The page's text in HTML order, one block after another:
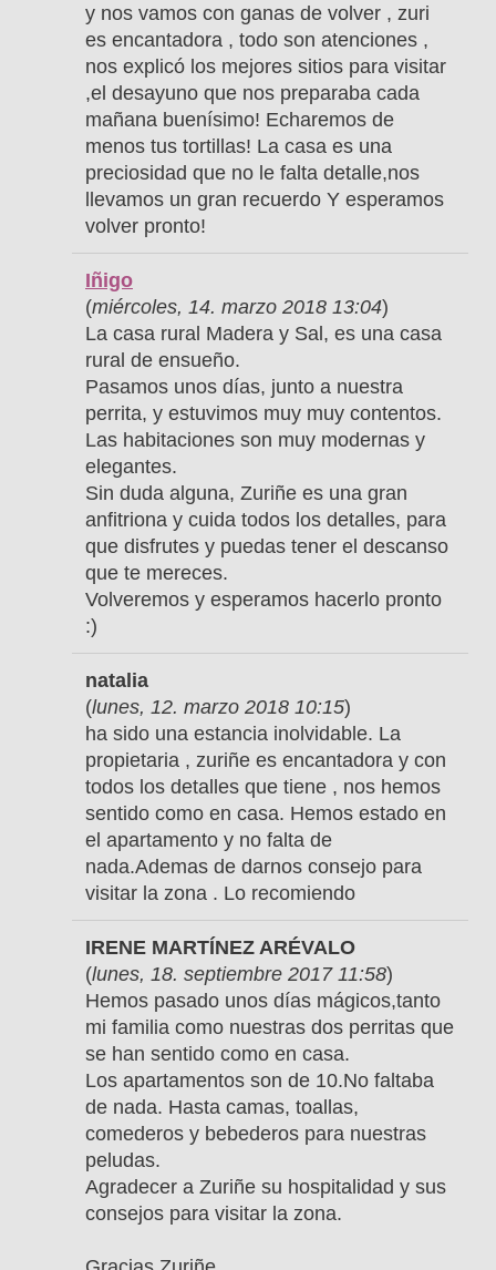
y nos vamos con ganas de volver , zuri
es encantadora , todo son atenciones ,
nos explicó los mejores sitios para visitar
,el desayuno que nos preparaba cada
mañana buenísimo! Echaremos de
menos tus tortillas! La casa es una
preciosidad que no le falta detalle,nos
llevamos un gran recuerdo Y esperamos
volver pronto!
Iñigo
(miércoles, 14. marzo 2018 13:04)
La casa rural Madera y Sal, es una casa
rural de ensueño.
Pasamos unos días, junto a nuestra
perrita, y estuvimos muy muy contentos.
Las habitaciones son muy modernas y
elegantes.
Sin duda alguna, Zuriñe es una gran
anfitriona y cuida todos los detalles, para
que disfrutes y puedas tener el descanso
que te mereces.
Volveremos y esperamos hacerlo pronto
:)
natalia
(lunes, 12. marzo 2018 10:15)
ha sido una estancia inolvidable. La
propietaria , zuriñe es encantadora y con
todos los detalles que tiene , nos hemos
sentido como en casa. Hemos estado en
el apartamento y no falta de
nada.Ademas de darnos consejo para
visitar la zona . Lo recomiendo
IRENE MARTÍNEZ ARÉVALO
(lunes, 18. septiembre 2017 11:58)
Hemos pasado unos días mágicos,tanto
mi familia como nuestras dos perritas que
se han sentido como en casa.
Los apartamentos son de 10.No faltaba
de nada. Hasta camas, toallas,
comederos y bebederos para nuestras
peludas.
Agradecer a Zuriñe su hospitalidad y sus
consejos para visitar la zona.